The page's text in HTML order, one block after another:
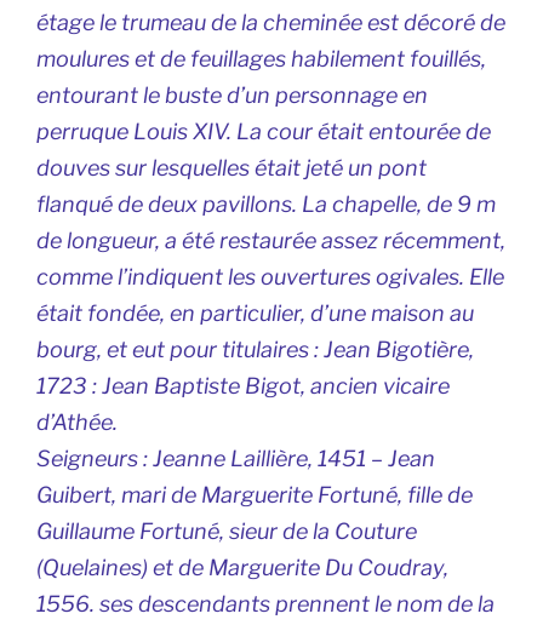
étage le trumeau de la cheminée est décoré de
moulures et de feuillages habilement fouillés,
entourant le buste d’un personnage en
perruque Louis XIV. La cour était entourée de
douves sur lesquelles était jeté un pont
flanqué de deux pavillons. La chapelle, de 9 m
de longueur, a été restaurée assez récemment,
comme l’indiquent les ouvertures ogivales. Elle
était fondée, en particulier, d’une maison au
bourg, et eut pour titulaires : Jean Bigotière,
1723 : Jean Baptiste Bigot, ancien vicaire
d’Athée.
Seigneurs: Jeanne Laillière, 1451 – Jean
Guibert, mari de Marguerite Fortuné, fille de
Guillaume Fortuné, sieur de la Couture
(Quelaines) et de Marguerite Du Coudray,
1556. ses descendants prennent le nom de la